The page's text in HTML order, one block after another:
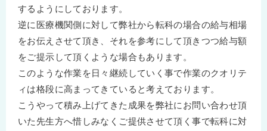
するようにしております。
逆に医療機関側に対して弊社から転科の場合の給与相場
をお伝えさせて頂き、それを参考にして頂きつつ給与額
をご提示して頂くような場合もあります。
このような作業を日々継続していく事で作業のクオリテ
ィは格段に高まってきていると考えております。
こうやって積み上げてきた成果を弊社にお問い合わせ頂
いた先生方へ惜しみなくご提供させて頂く事で転科に対